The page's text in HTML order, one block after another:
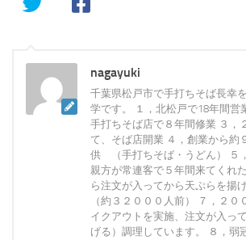
nagayuki
千葉県松戸市で手打ちそば長幸
学です。 １，北松戸で18年間営
手打ちそば店で８年間修業 ３，
て、そば店開業 ４，創業から約
供 （手打ちそば・うどん） ５
親方が常連客で５年間来てくれ
ら注文が入ってから天ぷらを揚
（約３２０００人前） ７，２０
イクアウトを実施、注文が入っ
げる）調理しています。 ８，弱